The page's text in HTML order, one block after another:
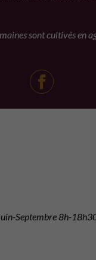
sont cultivés en
Septembre 8h-